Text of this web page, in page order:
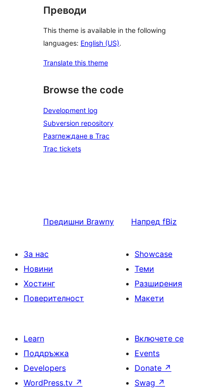
Преводи
This theme is available in the following
languages: English (US).
Translate this theme
Browse the code
Development log
Subversion repository
Разглеждане в Trac
Trac tickets
Предишни Brawny Напред fBiz
За нас
Новини
Хостинг
Поверителност
Showcase
Теми
Разширения
Макети
Learn
Поддръжка
Developers
WordPress.tv ↗
Включете се
Events
Donate ↗
Swag ↗